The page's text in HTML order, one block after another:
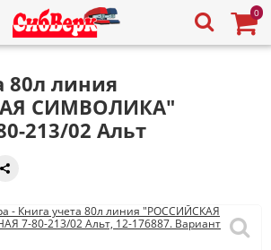
0
80л линия
СИМВОЛИКА"
213/02 Альт